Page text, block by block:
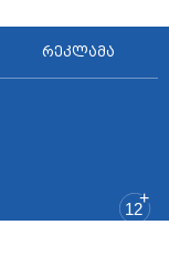
რეკლამა
+
12